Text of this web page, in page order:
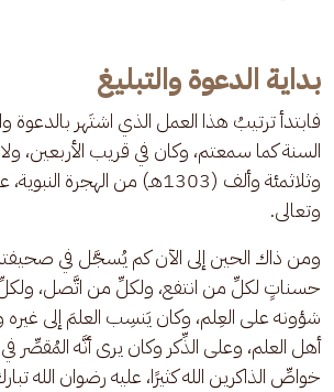
بداية الدعوة والتبليغ
فابتدأ ترتيبُ هذا العمل الذي اشتَهر بالدعوة
السنة كما سمعتم، وكان في قريب الأربعين،
وثلاثمئة وألف (1303هـ) من الهجرة
وتعالى.
ومن ذاك الحين إلى الآن كم يُسجَّل في
حسناتٍ لكلِّ من انتفع، ولكلِّ من اتَّصل،
شؤونه على العِلم، وكان يَنسِب العلمَ إلى
أهل العلم، وعلى الذِّكر وكان يرى أنَّه المُقصِّر
خواصِّ الذاكرين الله كثيرًا، عليه رضوان الله